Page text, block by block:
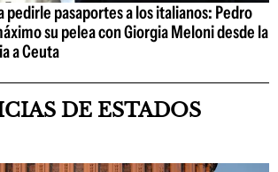
pedirle pasaportes a los italianos: Pedro
su pelea con Giorgia Meloni desde la
a Ceuta
DE ESTADOS